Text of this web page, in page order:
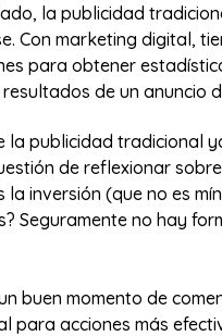
la publicidad
Con marketing digital,
para obtener
de un anuncio
la publicidad tradicional
de reflexionar
la inversión (que no es
Seguramente no hay
buen momento de
para acciones más